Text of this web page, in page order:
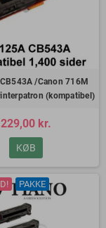
/Canon 716M
(kompatibel)
229,00 kr.
KØB
PAKKE